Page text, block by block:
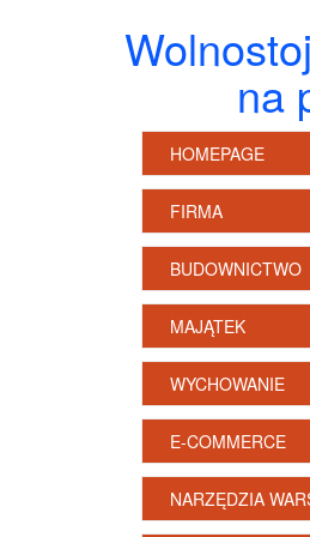
na
HOMEPAGE
FIRMA
BUDOWNICTWO
MAJĄTEK
WYCHOWANIE
E-COMMERCE
NARZĘDZIA